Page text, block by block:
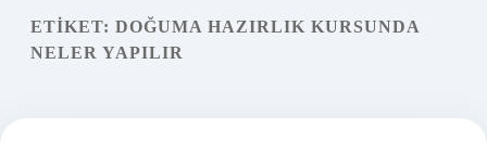
Yasal Uyarı
ETIKET: DOĞUMA HAZIRLIK KURSUNDA
NELER YAPILIR